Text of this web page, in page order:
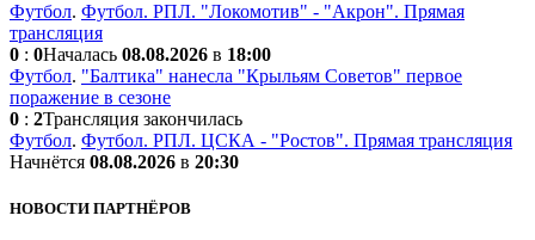
Футбол. Футбол. РПЛ. "Локомотив" - "Акрон". Прямая
трансляция
0 : 0Началась 08.08.2026 в 18:00
Футбол. "Балтика" нанесла "Крыльям Советов" первое
поражение в сезоне
0 : 2Трансляция закончилась
Футбол. Футбол. РПЛ. ЦСКА - "Ростов". Прямая трансляция
Начнётся 08.08.2026 в 20:30
НОВОСТИ ПАРТНЁРОВ